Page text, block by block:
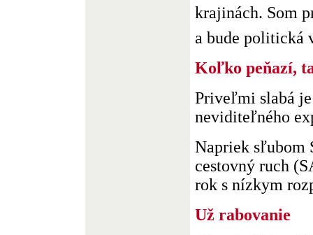
krajinách. Som
a bude politická
Koľko peňazí,
Priveľmi slabá je
neviditeľného
Napriek sľubom
cestovný ruch
rok s nízkym
Už rabovanie